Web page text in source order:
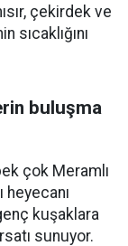
çekirdek ve
sıcaklığını
buluşma
çok Meramlı
heyecanı
kuşaklara
sunuyor.